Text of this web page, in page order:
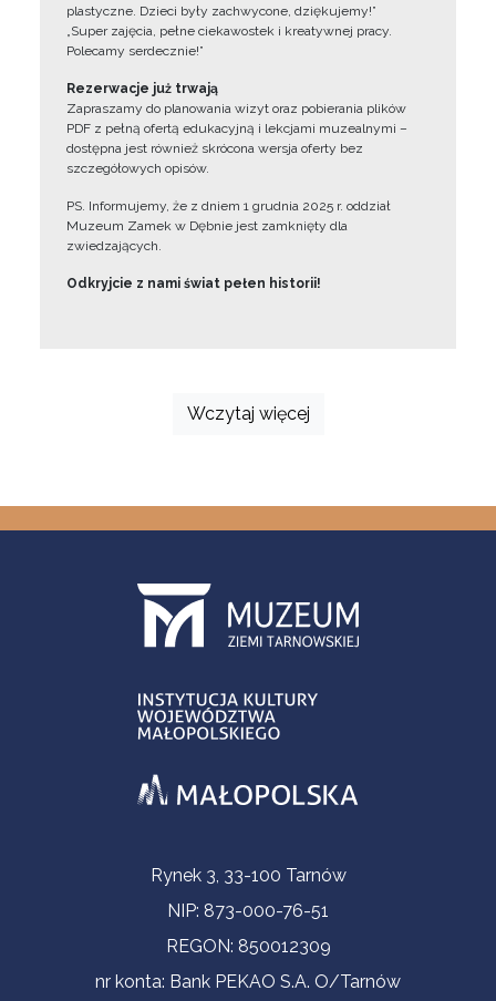
plastyczne. Dzieci były zachwycone, dziękujemy!”
„Super zajęcia, pełne ciekawostek i kreatywnej pracy.
Polecamy serdecznie!”
Rezerwacje już trwają
Zapraszamy do planowania wizyt oraz pobierania plików
PDF z pełną ofertą edukacyjną i lekcjami muzealnymi –
dostępna jest również skrócona wersja oferty bez
szczegółowych opisów.
PS. Informujemy, że z dniem 1 grudnia 2025 r. oddział
Muzeum Zamek w Dębnie jest zamknięty dla
zwiedzających.
Odkryjcie z nami świat pełen historii!
Wczytaj więcej
Informacje kontaktoweRynek 3, 33-100 Tarnów
NIP: 873-000-76-51
REGON: 850012309
nr konta: Bank PEKAO S.A. O/Tarnów